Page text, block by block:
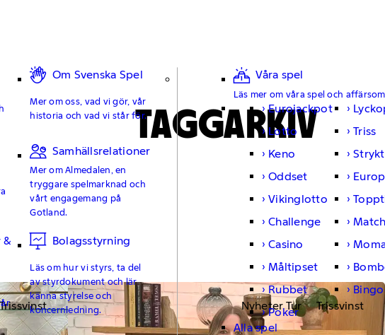
Om Svenska Spel
Mer om oss, vad vi gör, vår
historia och vad vi står för.
Samhällsrelationer
Mer om Almedalen, en
tryggare spelmarknad och
vårt engagemang på
Gotland.
&
Bolagsstyrning
Läs om hur vi styrs, ta del
av styrdokument och lär
känna styrelse och
koncernledning.
Våra spel
Läs mer om våra spel och
Eurojackpot
Lotto
Triss
Keno
Oddset
Vikinglotto
Challenge
Casino
Måltipset
Rubbet
Bingo
Poker
Alla spel
TAGGARKIV
Nyheter Tur Trissvinst